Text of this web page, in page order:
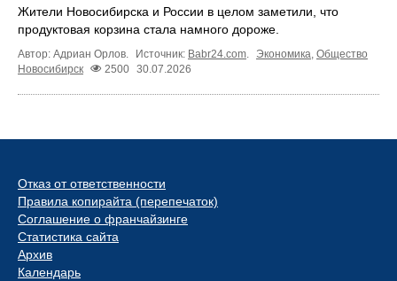
Жители Новосибирска и России в целом заметили, что
продуктовая корзина стала намного дороже.
Автор: Адриан Орлов. Источник: Babr24.com. Экономика, Общество
Новосибирск
2500 30.07.2026
Отказ от ответственности
Правила копирайта (перепечаток)
Соглашение о франчайзинге
Статистика сайта
Архив
Календарь